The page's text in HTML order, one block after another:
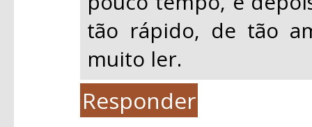
tão rápido, de tão
muito ler.
Responder